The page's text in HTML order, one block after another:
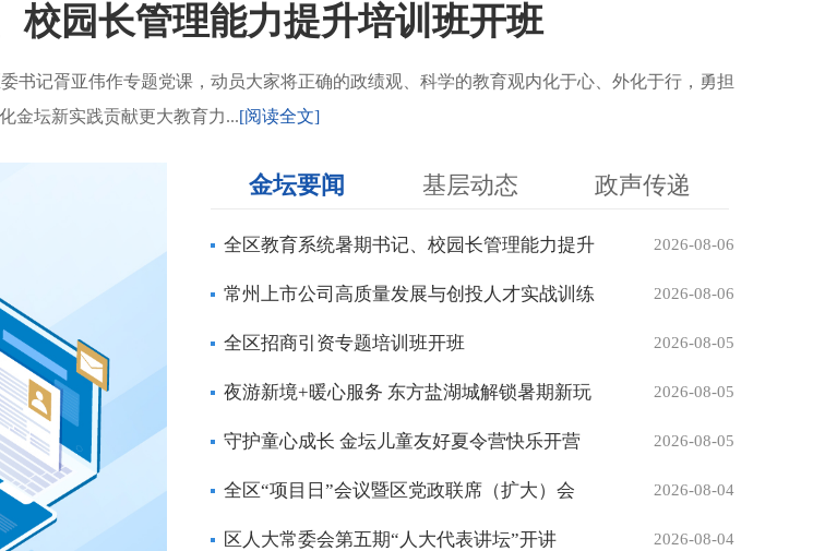
校园长管理能力提升培训班开班
书记胥亚伟作专题党课，动员大家将正确的政绩观、科学的教育观内化于心、外化于行，勇担
金坛新实践贡献更大教育力...[阅读全文]
金坛要闻 基层动态 政声传递
全区教育系统暑期书记、校园长管理能力提升 2026-08-06
常州上市公司高质量发展与创投人才实战训练 2026-08-06
全区招商引资专题培训班开班 2026-08-05
夜游新境+暖心服务 东方盐湖城解锁暑期新玩 2026-08-05
守护童心成长 金坛儿童友好夏令营快乐开营 2026-08-05
全区“项目日”会议暨区党政联席（扩大）会 2026-08-04
区人大常委会第五期“人大代表讲坛”开讲 2026-08-04